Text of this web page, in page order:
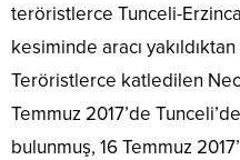
teröristlerce Tunceli-
kesiminde aracı yakıldıktan
Teröristlerce katledilen
Temmuz 2017’de
bulunmuş, 16 Temmuz